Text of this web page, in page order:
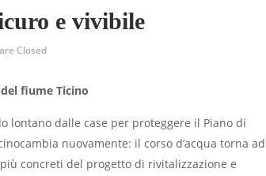
e vivibile
Closed
fiume Ticino
lontano dalle case per proteggere il Piano di
nuovamente: il corso d’acqua torna ad
concreti del progetto di rivitalizzazione e